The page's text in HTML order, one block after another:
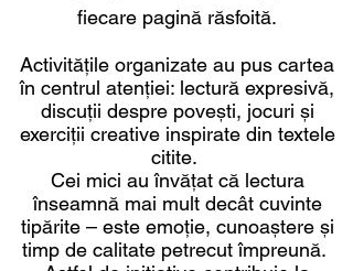
fiecare pagină răsfoită.
Activitățile organizate au pus cartea
în centrul atenției: lectură expresivă,
discuții despre povești, jocuri și
exerciții creative inspirate din textele
citite.
Cei mici au învățat că lectura
înseamnă mai mult decât cuvinte
tipărite – este emoție, cunoaștere și
timp de calitate petrecut împreună.